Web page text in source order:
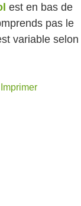
est en bas de
pas le
variable selon
Imprimer